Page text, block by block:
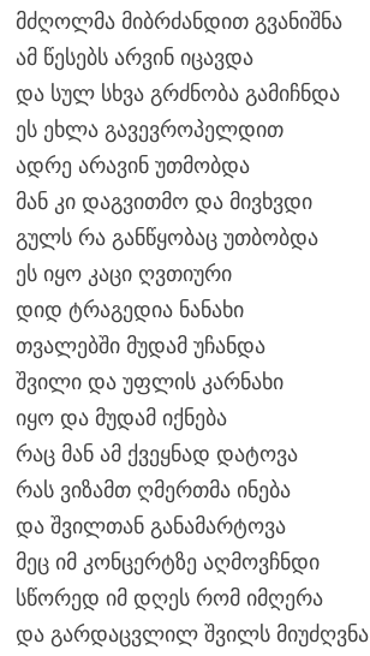
მძღოლმა მიბრძანდით გვანიშნა
ამ წესებს არვინ იცავდა
და სულ სხვა გრძნობა გამიჩნდა
ეს ეხლა გავევროპელდით
ადრე არავინ უთმობდა
მან კი დაგვითმო და მივხვდი
გულს რა განწყობაც უთბობდა
ეს იყო კაცი ღვთიური
დიდ ტრაგედია ნანახი
თვალებში მუდამ უჩანდა
შვილი და უფლის კარნახი
იყო და მუდამ იქნება
რაც მან ამ ქვეყნად დატოვა
რას ვიზამთ ღმერთმა ინება
და შვილთან განამარტოვა
მეც იმ კონცერტზე აღმოვჩნდი
სწორედ იმ დღეს რომ იმღერა
და გარდაცვლილ შვილს მიუძღვნა